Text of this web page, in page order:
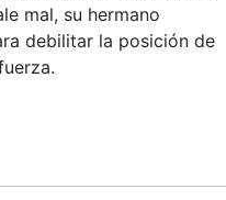
mal, su hermano
debilitar la posición de